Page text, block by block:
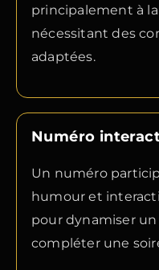
principalement à
nécessitant des
adaptées.
Numéro
Un numéro
humour et
pour dynamiser
compléter une